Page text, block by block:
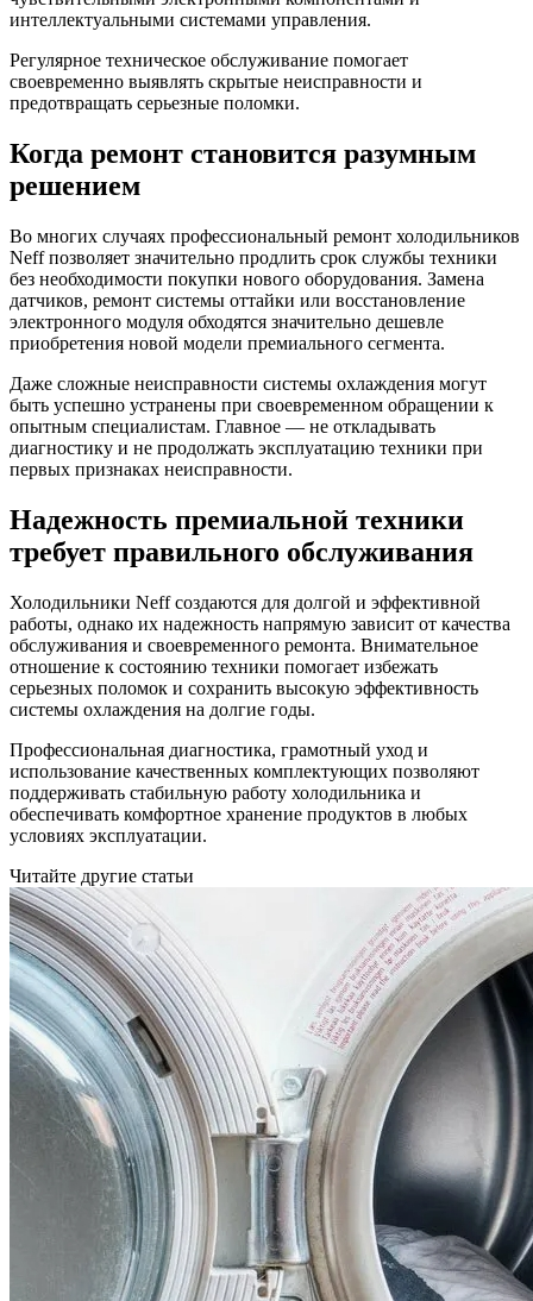
интеллектуальными системами управления.
Регулярное техническое обслуживание помогает
своевременно выявлять скрытые неисправности и
предотвращать серьезные поломки.
Когда ремонт становится разумным
решением
Во многих случаях профессиональный ремонт холодильников
Neff позволяет значительно продлить срок службы техники
без необходимости покупки нового оборудования. Замена
датчиков, ремонт системы оттайки или восстановление
электронного модуля обходятся значительно дешевле
приобретения новой модели премиального сегмента.
Даже сложные неисправности системы охлаждения могут
быть успешно устранены при своевременном обращении к
опытным специалистам. Главное — не откладывать
диагностику и не продолжать эксплуатацию техники при
первых признаках неисправности.
Надежность премиальной техники
требует правильного обслуживания
Холодильники Neff создаются для долгой и эффективной
работы, однако их надежность напрямую зависит от качества
обслуживания и своевременного ремонта. Внимательное
отношение к состоянию техники помогает избежать
серьезных поломок и сохранить высокую эффективность
системы охлаждения на долгие годы.
Профессиональная диагностика, грамотный уход и
использование качественных комплектующих позволяют
поддерживать стабильную работу холодильника и
обеспечивать комфортное хранение продуктов в любых
условиях эксплуатации.
Читайте другие статьи